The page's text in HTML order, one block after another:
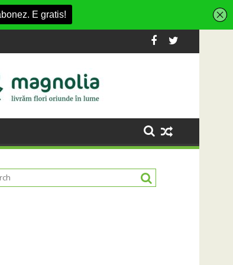
SportinCluj: Cine este fotbalistul cu două diplome